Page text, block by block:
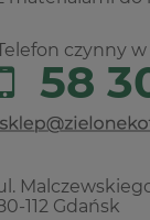
czynny w
58
112 Gdańsk